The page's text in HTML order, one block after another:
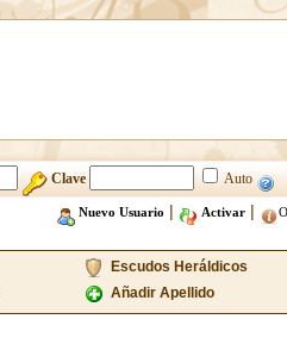
Clave Auto
Nuevo Usuario | Activar|
Escudos Heráldicos
Añadir Apellido